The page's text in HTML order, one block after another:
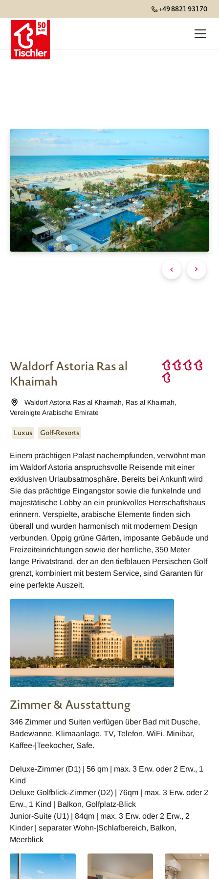
+49 8821 93170
Waldorf Astoria Ras al
Khaimah
Waldorf Astoria Ras al Khaimah, Ras al Khaimah,
Vereinigte Arabische Emirate
Luxus Golf-Resorts
Einem prächtigen Palast nachempfunden, verwöhnt man
im Waldorf Astoria anspruchsvolle Reisende mit einer
exklusiven Urlaubsatmosphäre. Bereits bei Ankunft wird
Sie das prächtige Eingangstor sowie die funkelnde und
majestätische Lobby an ein prunkvolles Herrschaftshaus
erinnern. Verspielte, arabische Elemente finden sich
überall und wurden harmonisch mit modernem Design
verbunden. Üppig grüne Gärten, imposante Gebäude und
Freizeiteinrichtungen sowie der herrliche, 350 Meter
lange Privatstrand, der an den tiefblauen Persischen Golf
grenzt, kombiniert mit bestem Service, sind Garanten für
eine perfekte Auszeit.
Zimmer & Ausstattung
346 Zimmer und Suiten verfügen über Bad mit Dusche,
Badewanne, Klimaanlage, TV, Telefon, WiFi, Minibar,
Kaffee-|Teekocher, Safe.
Deluxe-Zimmer (D1) | 56 qm | max. 3 Erw. oder 2 Erw., 1
Kind
Deluxe Golfblick-Zimmer (D2) | 76qm | max. 3 Erw. oder 2
Erw., 1 Kind | Balkon, Golfplatz-Blick
Junior-Suite (U1) | 84qm | max. 3 Erw. oder 2 Erw., 2
Kinder | separater Wohn-|Schlafbereich, Balkon,
Meerblick